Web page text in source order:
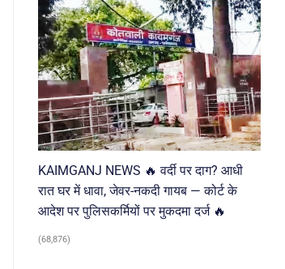
KAIMGANJ NEWS 🔥 वर्दी पर दाग? आधी
रात घर में धावा, जेवर-नकदी गायब — कोर्ट के
आदेश पर पुलिसकर्मियों पर मुकदमा दर्ज 🔥
(68,876)